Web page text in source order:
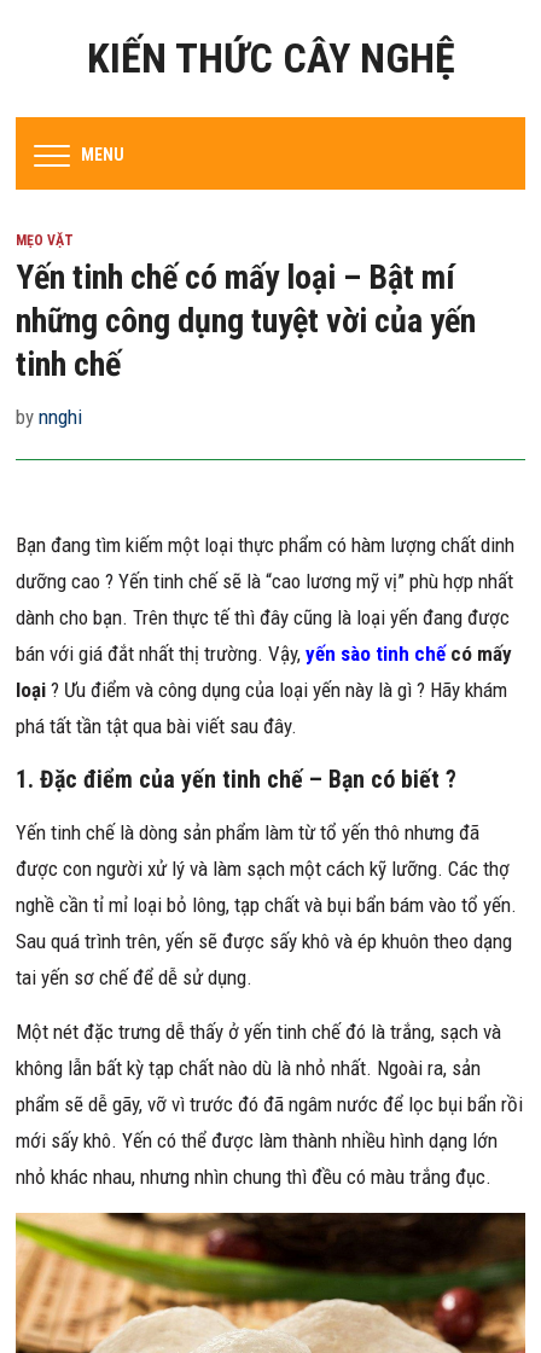
KIẾN THỨC CÂY NGHỆ
MENU
MẸO VẶT
Yến tinh chế có mấy loại – Bật mí
những công dụng tuyệt vời của yến
tinh chế
bynnghi
Bạn đang tìm kiếm một loại thực phẩm có hàm lượng chất dinh
dưỡng cao ? Yến tinh chế sẽ là “cao lương mỹ vị” phù hợp nhất
dành cho bạn. Trên thực tế thì đây cũng là loại yến đang được
bán với giá đắt nhất thị trường. Vậy,yến sào tinh chếcó mấy
loại ? Ưu điểm và công dụng của loại yến này là gì ? Hãy khám
phá tất tần tật qua bài viết sau đây.
1. Đặc điểm của yến tinh chế – Bạn có biết ?
Yến tinh chế là dòng sản phẩm làm từ tổ yến thô nhưng đã
được con người xử lý và làm sạch một cách kỹ lưỡng. Các thợ
nghề cần tỉ mỉ loại bỏ lông, tạp chất và bụi bẩn bám vào tổ yến.
Sau quá trình trên, yến sẽ được sấy khô và ép khuôn theo dạng
tai yến sơ chế để dễ sử dụng.
Một nét đặc trưng dễ thấy ở yến tinh chế đó là trắng, sạch và
không lẫn bất kỳ tạp chất nào dù là nhỏ nhất. Ngoài ra, sản
phẩm sẽ dễ gãy, vỡ vì trước đó đã ngâm nước để lọc bụi bẩn rồi
mới sấy khô. Yến có thể được làm thành nhiều hình dạng lớn
nhỏ khác nhau, nhưng nhìn chung thì đều có màu trắng đục.